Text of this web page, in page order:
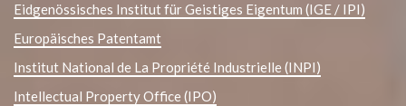
Eidgenössisches Institut für Geistiges Eigentum (IGE / IPI)
Europäisches Patentamt
Institut National de La Propriété Industrielle (INPI)
Intellectual Property Office (IPO)